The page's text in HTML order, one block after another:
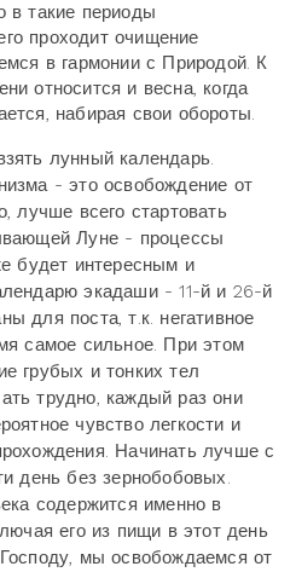
в такие периоды
проходит очищение
в гармонии с Природой. К
относится и весна, когда
набирая свои обороты.
лунный календарь.
- это освобождение от
лучше всего стартовать
Луне - процессы
будет интересным и
экадаши - 11-й и 26-й
для поста, т.к. негативное
самое сильное. При этом
грубых и тонких тел
трудно, каждый раз они
чувство легкости и
Начинать лучше с
день без зернобобовых.
содержится именно в
его из пищи в этот день
мы освобождаемся от